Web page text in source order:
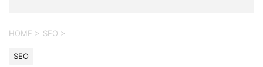
HOME > SEO >
SEO